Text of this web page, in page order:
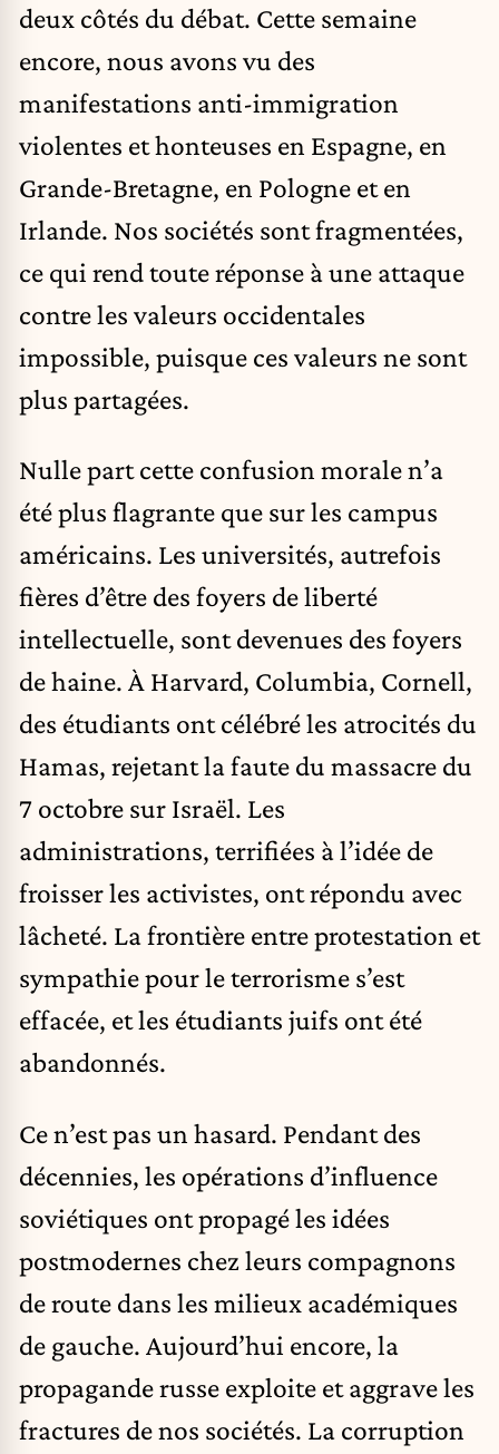
deux côtés du débat. Cette semaine
encore, nous avons vu des
manifestations anti-immigration
violentes et honteuses en Espagne, en
Grande-Bretagne, en Pologne et en
Irlande. Nos sociétés sont fragmentées,
ce qui rend toute réponse à une attaque
contre les valeurs occidentales
impossible, puisque ces valeurs ne sont
plus partagées.
Nulle part cette confusion morale n’a
été plus flagrante que sur les campus
américains. Les universités, autrefois
fières d’être des foyers de liberté
intellectuelle, sont devenues des foyers
de haine. À Harvard, Columbia, Cornell,
des étudiants ont célébré les atrocités du
Hamas, rejetant la faute du massacre du
7 octobre sur Israël. Les
administrations, terrifiées à l’idée de
froisser les activistes, ont répondu avec
lâcheté. La frontière entre protestation et
sympathie pour le terrorisme s’est
effacée, et les étudiants juifs ont été
abandonnés.
Ce n’est pas un hasard. Pendant des
décennies, les opérations d’influence
soviétiques ont propagé les idées
postmodernes chez leurs compagnons
de route dans les milieux académiques
de gauche. Aujourd’hui encore, la
propagande russe exploite et aggrave les
fractures de nos sociétés. La corruption